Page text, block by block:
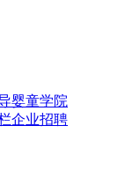
婴童学院
企业招聘